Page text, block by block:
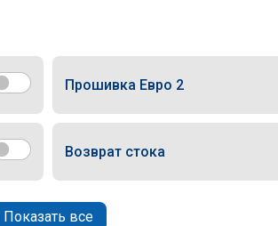
Прошивка Евро 2
Возврат стока
Показать все